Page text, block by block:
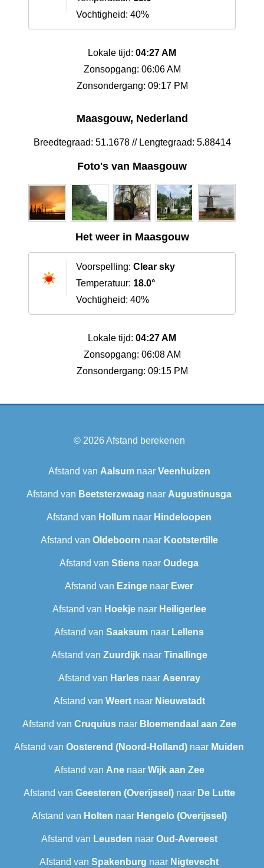
Vochtigheid: 40%
Lokale tijd: 04:27 AM
Zonsopgang: 06:06 AM
Zonsondergang: 09:17 PM
Maasgouw, Nederland
Breedtegraad: 51.1678 // Lengtegraad: 5.88414
Foto's van Maasgouw
Het weer in Maasgouw
Voorspelling: Clear sky
Temperatuur: 18.0°
Vochtigheid: 40%
Lokale tijd: 04:27 AM
Zonsopgang: 06:08 AM
Zonsondergang: 09:15 PM
© 2026Afstand berekenen
Afstand van Aalsumnaar Veenhuizen
Afstand van Beetsterzwaag naar Augustinusga
Afstand van Hollum naar Hindeloopen
Afstand van Oldeboorn naar Kootstertille
Afstand van Stiens naar Oudega
Afstand van Ezinge naar Ewer
Afstand van Hoekjenaar Heiligerlee
Afstand van Saaksum naar Lellens
Afstand van Zuurdijknaar Tinallinge
Afstand van Harlesnaar Asenray
Afstand van Weertnaar Nieuwstadt
Afstand van Cruquiusnaar Bloemendaal aan Zee
Afstand van Oosterend (Noord-Holland) naar Muiden
Afstand van Anenaar Wijk aan Zee
Afstand van Geesteren (Overijssel)naar De Lutte
Afstand van Holten naar Hengelo (Overijssel)
Afstand van Leusden naar Oud-Avereest
Afstand van Spakenburg naar Nigtevecht